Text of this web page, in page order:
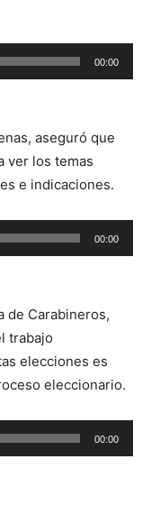
00:00
aseguró que
ver los temas
e indicaciones.
00:00
de Carabineros,
trabajo
elecciones es
eleccionario.
00:00